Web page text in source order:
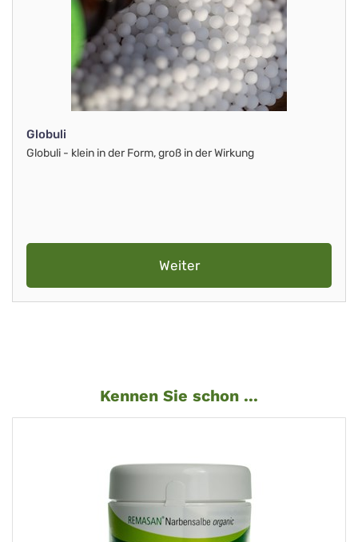
Globuli
Globuli - klein in der Form, groß in der Wirkung
Weiter
Kennen Sie schon ...